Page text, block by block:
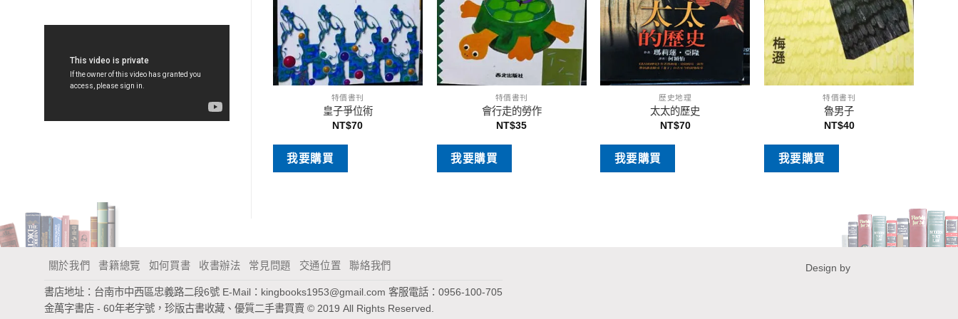
特價書刊
皇子爭位術
NT$70
我要購買
特價書刊
會行走的勞作
NT$35
我要購買
歷史地理
太太的歷史
NT$70
我要購買
特價書刊
魯男子
NT$40
我要購買
找回失落的愛情
Design by
關於我們 書籍總覽 如何買書 收書辦法 常見問題 交通位置 聯絡我們
書店地址：台南市中西區忠義路二段6號 E-Mail： kingbooks1953@gmail.com 客服電話：0956-100-705
金萬字書店 - 60年老字號，珍版古書收藏、優質二手書買賣 © 2019 All Rights Reserved.